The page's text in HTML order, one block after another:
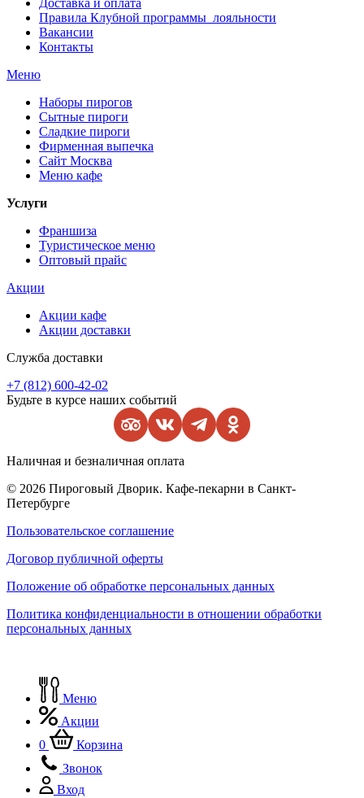
Доставка и оплата
Правила Клубной программы лояльности
Вакансии
Контакты
Меню
Наборы пирогов
Сытные пироги
Сладкие пироги
Фирменная выпечка
Сайт Москва
Меню кафе
Услуги
Франшиза
Туристическое меню
Оптовый прайс
Акции
Акции кафе
Акции доставки
Служба доставки
+7 (812) 600-42-02
Будьте в курсе наших событий
Наличная и безналичная оплата
© 2026 Пироговый Дворик. Кафе-пекарни в Санкт-
Петербурге
Пользовательское соглашение
Договор публичной оферты
Положение об обработке персональных данных
Политика конфиденциальности в отношении обработки
персональных данных
Меню
Акции
0
Корзина
Звонок
Вход